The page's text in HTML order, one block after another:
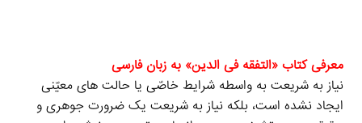
معرفی کتاب «التفقه فی الدین» به زبان فارسی
نیاز به شریعت به واسطه شرایط خاصّی یا حالت های معیّنی
ایجاد نشده است، بلکه نیاز به شریعت یک ضرورت جوهریو